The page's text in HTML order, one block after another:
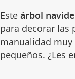
Esteárbol
para decorar las
manualidad muy
pequeños. ¿Les